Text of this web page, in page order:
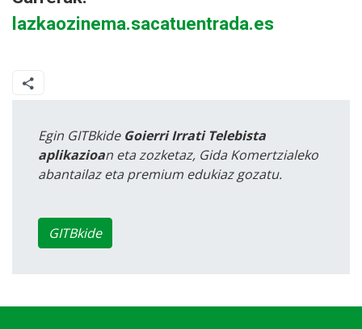
lazkaozinema.sacatuentrada.es
Egin GITBkide Goierri Irrati Telebista
aplikazioan eta zozketaz, Gida Komertzialeko
abantailaz eta premium edukiaz gozatu.
GITBkide